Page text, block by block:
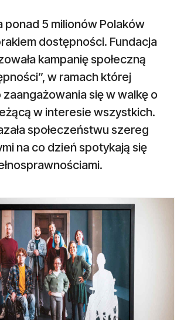
ponad 5 milionów Polaków
dostępności. Fundacja
kampanię społeczną
w ramach której
zaangażowania się w walkę o
w interesie wszystkich.
społeczeństwu szereg
na co dzień spotykają się